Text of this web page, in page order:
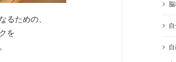
るための、
を